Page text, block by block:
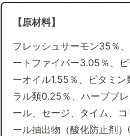
【原材料】
フレッシュサーモン35％
ートファイバー3.05％、
ーオイル1.55％、ビタミ
ラル類0.25％、ハーブブ
ール、セージ、タイム、
ール抽出物（酸化防止剤